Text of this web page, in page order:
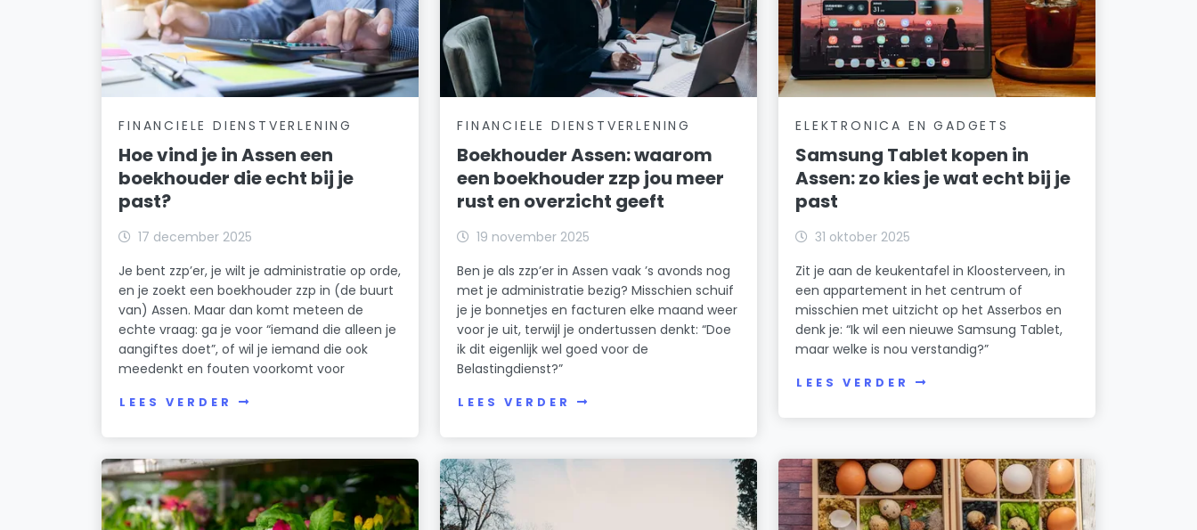
FINANCIELE DIENSTVERLENING
Hoe vind je in Assen een
boekhouder die echt bij je
past?
17 december 2025
Je bent zzp’er, je wilt je administratie op orde,
en je zoekt een boekhouder zzp in (de buurt
van) Assen. Maar dan komt meteen de
echte vraag: ga je voor “iemand die alleen je
aangiftes doet”, of wil je iemand die ook
meedenkt en fouten voorkomt voor
LEES VERDER
FINANCIELE DIENSTVERLENING
Boekhouder Assen: waarom
een boekhouder zzp jou meer
rust en overzicht geeft
19 november 2025
Ben je als zzp’er in Assen vaak ’s avonds nog
met je administratie bezig? Misschien schuif
je je bonnetjes en facturen elke maand weer
voor je uit, terwijl je ondertussen denkt: “Doe
ik dit eigenlijk wel goed voor de
Belastingdienst?”
LEES VERDER
ELEKTRONICA EN GADGETS
Samsung Tablet kopen in
Assen: zo kies je wat echt bij je
past
31 oktober 2025
Zit je aan de keukentafel in Kloosterveen, in
een appartement in het centrum of
misschien met uitzicht op het Asserbos en
denk je: “Ik wil een nieuwe Samsung Tablet,
maar welke is nou verstandig?”
LEES VERDER